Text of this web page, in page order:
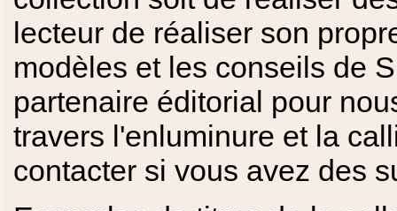
lecteur de réaliser son
modèles et les conseils de
partenaire éditorial pour
travers l'enluminure et la
contacter si vous avez des